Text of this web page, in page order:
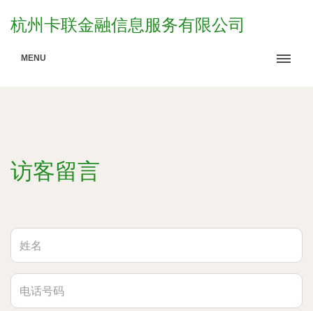
杭州卡联金融信息服务有限公司
MENU
访客留言